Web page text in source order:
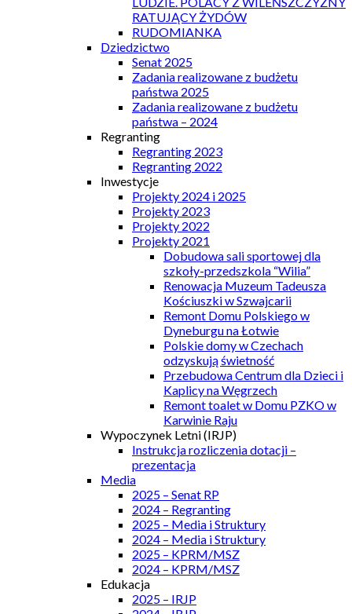
RATUJĄCY ŻYDÓW
RUDOMIANKA
Dziedzictwo
Senat 2025
Zadania realizowane z budżetu
państwa 2025
Zadania realizowane z budżetu
państwa – 2024
Regranting
Regranting 2023
Regranting 2022
Inwestycje
Projekty 2024 i 2025
Projekty 2023
Projekty 2022
Projekty 2021
Dobudowa sali sportowej dla
szkoły-przedszkola “Wilia”
Renowacja Muzeum Tadeusza
Kościuszki w Szwajcarii
Remont Domu Polskiego w
Dyneburgu na Łotwie
Polskie domy w Czechach
odzyskują świetność
Przebudowa Centrum dla Dzieci i
Kaplicy na Węgrzech
Remont toalet w Domu PZKO w
Karwinie Raju
Wypoczynek Letni (IRJP)
Instrukcja rozliczenia dotacji –
prezentacja
Media
2025 – Senat RP
2024 – Regranting
2025 – Media i Struktury
2024 – Media i Struktury
2025 – KPRM/MSZ
2024 – KPRM/MSZ
Edukacja
2025 – IRJP